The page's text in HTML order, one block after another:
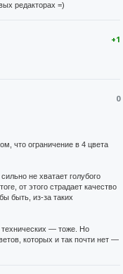
редакторах =)
+1
0
что ограничение в 4 цвета
не хватает голубого
от этого страдает качество
быть, из-за таких
— тоже. Но
которых и так почти нет —